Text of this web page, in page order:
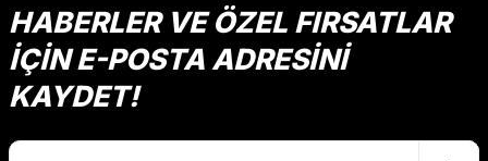
HABERLER VE ÖZEL FIRSATLAR
İÇİN E-POSTA ADRESİNİ
KAYDET!